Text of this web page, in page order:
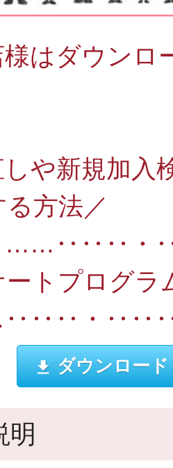
様はダウンロ
しや新規加入
方法／
・
トプログラ
・
ダウンロー
明